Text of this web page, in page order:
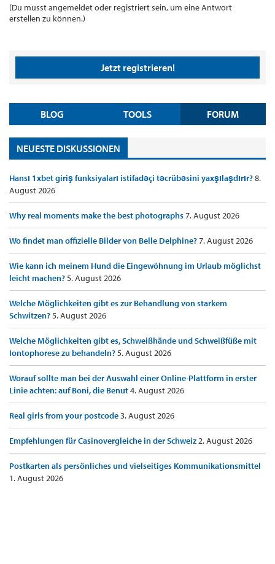
(Du musst angemeldet oder registriert sein, um eine Antwort
erstellen zu können.)
Jetzt registrieren!
BLOG TOOLS FORUM
NEUESTE DISKUSSIONEN
Hansı 1xbet giriş funksiyaları istifadəçi təcrübəsini yaxşılaşdırır?8.
August 2026
Why real moments make the best photographs7. August 2026
Wo findet man offizielle Bilder von Belle Delphine?7. August 2026
Wie kann ich meinem Hund die Eingewöhnung im Urlaub möglichst
leicht machen?5. August 2026
Welche Möglichkeiten gibt es zur Behandlung von starkem
Schwitzen?5. August 2026
Welche Möglichkeiten gibt es, Schweißhände und Schweißfüße mit
Iontophorese zu behandeln?5. August 2026
Worauf sollte man bei der Auswahl einer Online-Plattform in erster
Linie achten: auf Boni, die Benut4. August 2026
Real girls from your postcode3. August 2026
Empfehlungen für Casinovergleiche in der Schweiz2. August 2026
Postkarten als persönliches und vielseitiges Kommunikationsmittel
1. August 2026